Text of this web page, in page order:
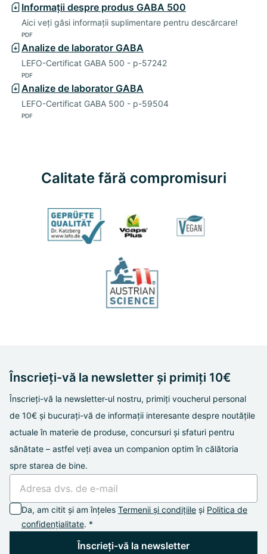
Informații despre produs GABA 500
Aici veți găsi informații suplimentare pentru descărcare!
PDF
Analize de laborator GABA
LEFO-Certificat GABA 500 - p-57242
PDF
Analize de laborator GABA
LEFO-Certificat GABA 500 - p-59504
PDF
Calitate fără compromisuri
Înscrieți-vă la newsletter și primiți 10€
Înscrieți-vă la newsletter-ul nostru, primiți voucherul personal
de 10€ și bucurați-vă de informații interesante despre noutățile
actuale în materie de produse, concursuri și sfaturi pentru
sănătate – astfel veți avea un companion optim în călătoria
spre starea de bine.
Da, am citit și am înțeles Termenii și condițiile și Politica de
confidențialitate. *
Înscrieți-vă la newsletter